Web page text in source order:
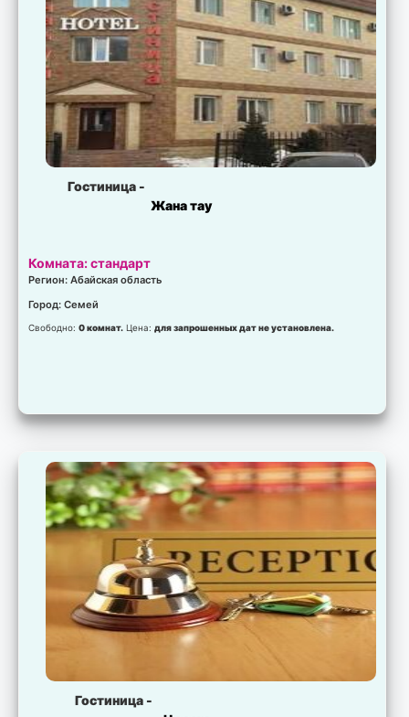
Гостиница -
Жана тау
Комната: стандарт
Регион: Абайская область
Город: Семей
Свободно:0 комнат. Цена:для запрошенных дат не установлена.
Гостиница -